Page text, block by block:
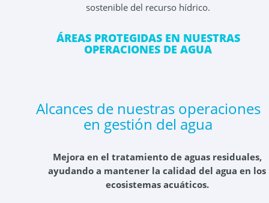
sostenible del recurso hídrico.
ÁREAS PROTEGIDAS EN NUESTRAS
OPERACIONES DE AGUA
Alcances de nuestras operaciones
en gestión del agua
Mejora en el tratamiento de aguas residuales,
ayudando a mantener la calidad del agua en los
ecosistemas acuáticos.